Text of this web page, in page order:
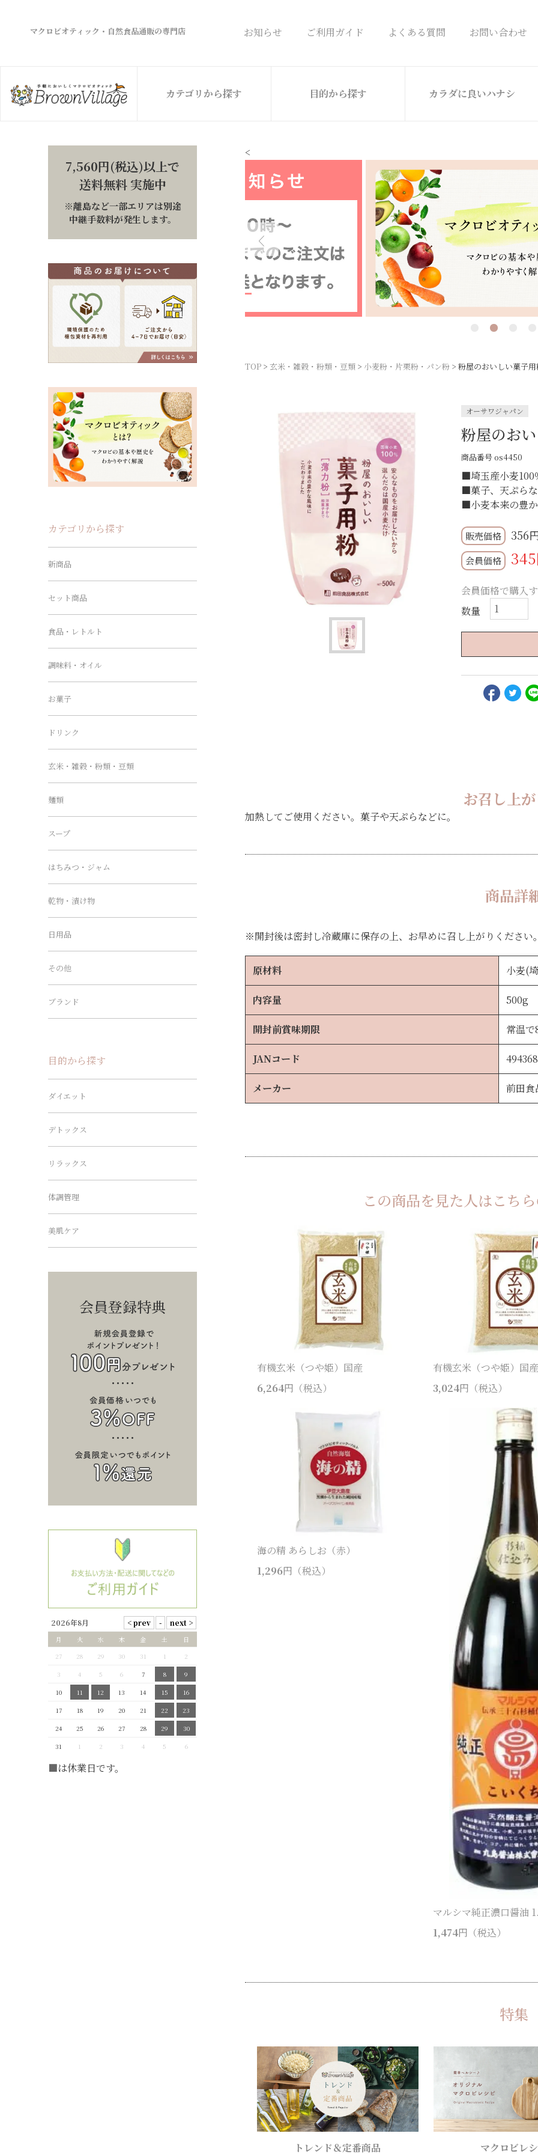
マクロビオティック・自然食品通販の専門店 お知らせ ご利用ガイド よくある質問 お問い合わせ
カテゴリから探す 目的から探す カラダに良いハナシ
<
TOP 玄米・雑穀・粉類・豆類 小麦粉・片栗粉・パン粉 粉屋のおいしい菓子
オーサワジャパン
粉屋のお
商品番号os4450
■埼玉産小麦100
■菓子、天ぷら
■小麦本来の豊
356
会員価格
345
会員価格で購入
お召し上
加熱してご使用ください。菓子や天ぷらなどに。
商品詳
※開封後は密封し冷蔵庫に保存の上、お早めに召し上がりください。
原材料 小麦(
内容量 500g
開封前賞味期限 常温で
JANコード
メーカー 前田食
この商品を見た人はこち
有機玄米（つや姫）国産
6,264円（税込）
有機玄米（つや姫）国産
3,024円（税込）
海の精 あらしお（赤）
1,296円（税込）
マルシマ純正濃口醤油
1,474円（税込）
特集
トレンド＆定番商品 マクロビレ
7,560円(税込)以上で
送料無料 実施中
※離島など一部エリアは別途
中継手数料が発生します。
カテゴリから探す
新商品
セット商品
食品・レトルト
調味料・オイル
お菓子
ドリンク
玄米・雑穀・粉類・豆類
麺類
スープ
はちみつ・ジャム
乾物・漬け物
日用品
その他
ブランド
目的から探す
ダイエット
デトックス
リラックス
体調管理
美肌ケア
会員登録特典
2026年8月
月 火 水 木 金 土
日
27
28 29 30 31 1
2
3
4 5 6 7 8
9
10
11 12 13 14 15
16
17
18 19 20 21 22
23
24
25 26 27 28 29
30
31
1 2 3 4 5 6
■は休業日です。